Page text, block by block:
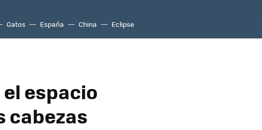
Gatos España China Eclipse
espacio
cabezas